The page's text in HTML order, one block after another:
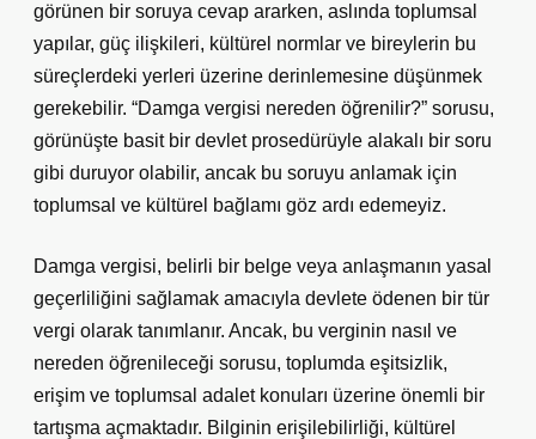
görünen bir soruya cevap ararken, aslında toplumsal
yapılar, güç ilişkileri, kültürel normlar ve bireylerin bu
süreçlerdeki yerleri üzerine derinlemesine düşünmek
gerekebilir. “Damga vergisi nereden öğrenilir?” sorusu,
görünüşte basit bir devlet prosedürüyle alakalı bir soru
gibi duruyor olabilir, ancak bu soruyu anlamak için
toplumsal ve kültürel bağlamı göz ardı edemeyiz.
Damga vergisi, belirli bir belge veya anlaşmanın yasal
geçerliliğini sağlamak amacıyla devlete ödenen bir tür
vergi olarak tanımlanır. Ancak, bu verginin nasıl ve
nereden öğrenileceği sorusu, toplumda eşitsizlik,
erişim ve toplumsal adalet konuları üzerine önemli bir
tartışma açmaktadır. Bilginin erişilebilirliği, kültürel